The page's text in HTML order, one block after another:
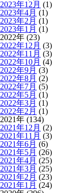
2023年12月 (1)
2023年4月 (1)
2023年2月 (1)
2023年1月 (1)
2022年 (23)
2022年12月 (3)
2022年11月 (3)
2022年10月 (4)
2022年9月 (3)
2022年8月 (2)
2022年7月 (5)
2022年5月 (1)
2022年3月 (1)
2022年2月 (1)
2021年 (134)
2021年12月 (2)
2021年11月 (3)
2021年6月 (6)
2021年5月 (26)
2021年4月 (25)
2021年3月 (25)
2021年2月 (23)
2021年1月 (24)